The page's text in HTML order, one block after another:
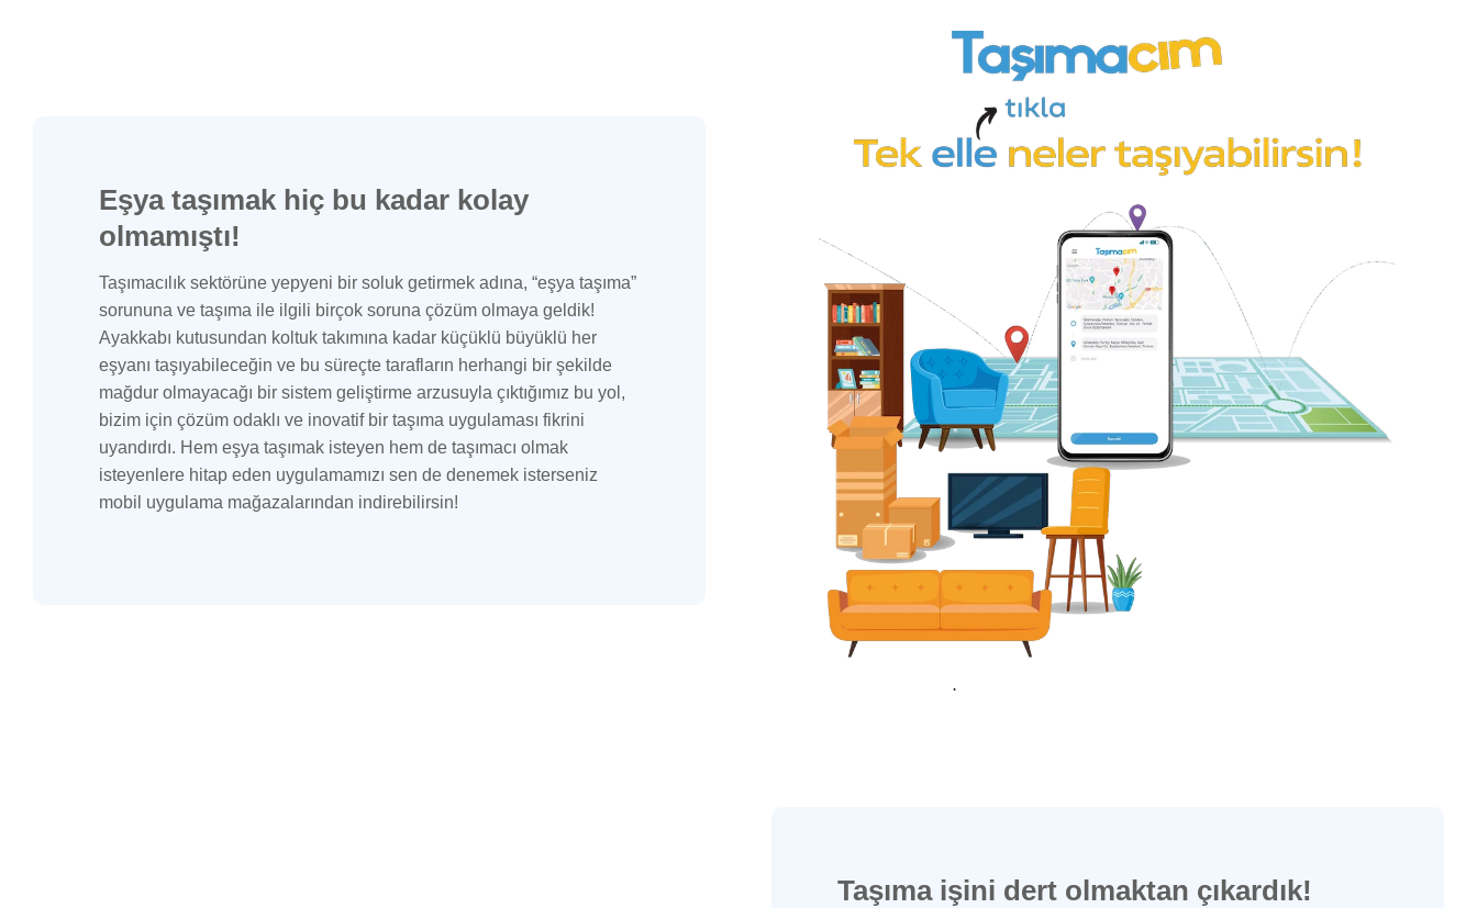
Eşya taşımak hiç bu kadar kolay
olmamıştı!
Taşımacılık sektörüne yepyeni bir soluk getirmek adına, “eşya taşıma”
sorununa ve taşıma ile ilgili birçok soruna çözüm olmaya geldik!
Ayakkabı kutusundan koltuk takımına kadar küçüklü büyüklü her
eşyanı taşıyabileceğin ve bu süreçte tarafların herhangi bir şekilde
mağdur olmayacağı bir sistem geliştirme arzusuyla çıktığımız bu yol,
bizim için çözüm odaklı ve inovatif bir taşıma uygulaması fikrini
uyandırdı. Hem eşya taşımak isteyen hem de taşımacı olmak
isteyenlere hitap eden uygulamamızı sen de denemek isterseniz
mobil uygulama mağazalarından indirebilirsin!
Taşıma işini dert olmaktan çıkardık!